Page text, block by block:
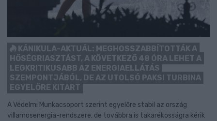
KÁNIKULA-AKTUÁL: MEGHOSSZABBÍTOTTÁK A
HŐSÉGRIASZTÁST, A KÖVETKEZŐ 48 ÓRA LEHET A
LEGKRITIKUSABB AZ ENERGIAELLÁTÁS
SZEMPONTJÁBÓL, DE AZ UTOLSÓ PAKSI TURBINA
EGYELŐRE KITART
A Védelmi Munkacsoport szerint egyelőre stabil az ország
villamosenergia-rendszere, de továbbra is takarékosságra kérik